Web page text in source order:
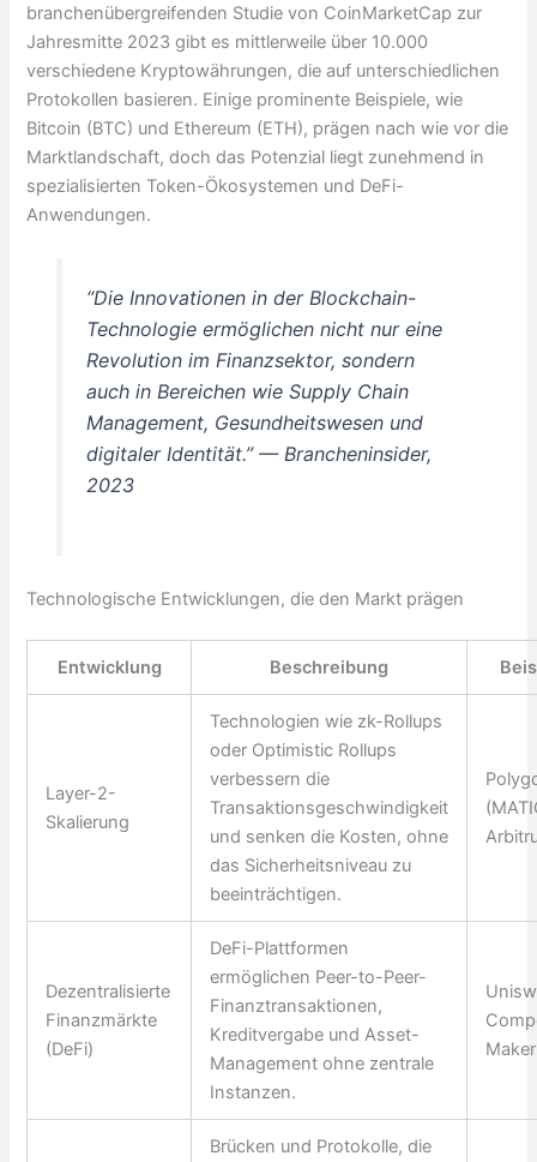
branchenübergreifenden Studie von CoinMarketCap zur
Jahresmitte 2023 gibt es mittlerweile über 10.000
verschiedene Kryptowährungen, die auf unterschiedlichen
Protokollen basieren. Einige prominente Beispiele, wie
Bitcoin (BTC) und Ethereum (ETH), prägen nach wie vor die
Marktlandschaft, doch das Potenzial liegt zunehmend in
spezialisierten Token-Ökosystemen und DeFi-
Anwendungen.
“Die Innovationen in der Blockchain-
Technologie ermöglichen nicht nur eine
Revolution im Finanzsektor, sondern
auch in Bereichen wie Supply Chain
Management, Gesundheitswesen und
digitaler Identität.” — Brancheninsider,
2023
Technologische Entwicklungen, die den Markt prägen
Entwicklung Beschreibung
Layer-2-
Skalierung
Technologien wie zk-Rollups
oder Optimistic Rollups
verbessern die
Transaktionsgeschwindigkeit
und senken die Kosten, ohne
das Sicherheitsniveau zu
beeinträchtigen.
Dezentralisierte
Finanzmärkte
(DeFi)
DeFi-Plattformen
ermöglichen Peer-to-Peer-
Finanztransaktionen,
Kreditvergabe und Asset-
Management ohne zentrale
Instanzen.
Brücken und Protokolle, die